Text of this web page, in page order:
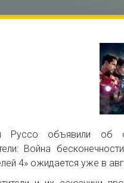
Руссо объявили об
Война
4» ожидается уже в